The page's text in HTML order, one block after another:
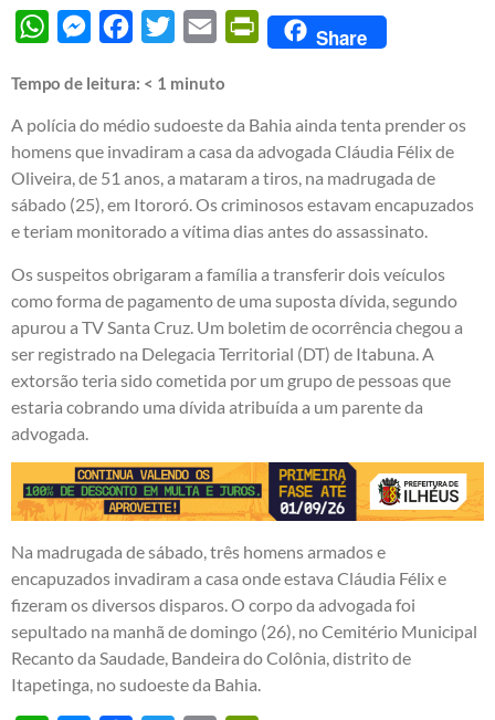
WhatsAppMessengerFacebook
Twitter Email PrintFriendly
Share
Tempo de leitura: < 1 minuto
A polícia do médio sudoeste da Bahia ainda tenta prender os
homens que invadiram a casa da advogada Cláudia Félix de
Oliveira, de 51 anos, a mataram a tiros, na madrugada de
sábado (25), em Itororó. Os criminosos estavam encapuzados
e teriam monitorado a vítima dias antes do assassinato.
Os suspeitos obrigaram a família a transferir dois veículos
como forma de pagamento de uma suposta dívida, segundo
apurou a TV Santa Cruz. Um boletim de ocorrência chegou a
ser registrado na Delegacia Territorial (DT) de Itabuna. A
extorsão teria sido cometida por um grupo de pessoas que
estaria cobrando uma dívida atribuída a um parente da
advogada.
Na madrugada de sábado, três homens armados e
encapuzados invadiram a casa onde estava Cláudia Félix e
fizeram os diversos disparos. O corpo da advogada foi
sepultado na manhã de domingo (26), no Cemitério Municipal
Recanto da Saudade, Bandeira do Colônia, distrito de
Itapetinga, no sudoeste da Bahia.